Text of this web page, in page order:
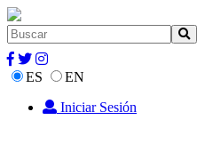
ES
EN
Iniciar Sesión